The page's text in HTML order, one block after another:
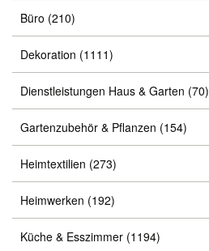
Büro (210)
Dekoration (1111)
Dienstleistungen Haus & Garten (70)
Gartenzubehör & Pflanzen (154)
Heimtextilien (273)
Heimwerken (192)
Küche & Esszimmer (1194)